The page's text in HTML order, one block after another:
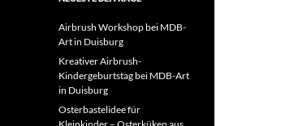
Airbrush Workshop bei MDB-
Art in Duisburg
Kreativer Airbrush-
Kindergeburtstag bei MDB-Art
in Duisburg
Osterbastelidee für